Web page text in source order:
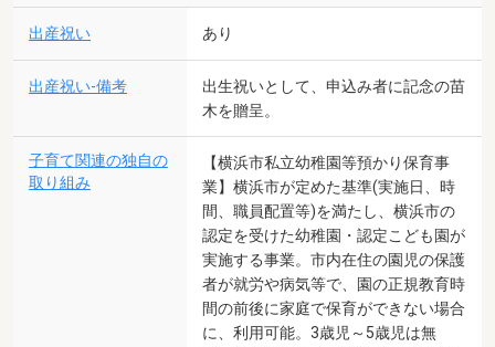
出産祝い あり
出産祝い-備考
出生祝いとして、申込み者に記念の苗
木を贈呈。
子育て関連の独自の
取り組み
【横浜市私立幼稚園等預かり保育事
業】横浜市が定めた基準(実施日、時
間、職員配置等)を満たし、横浜市の
認定を受けた幼稚園・認定こども園が
実施する事業。市内在住の園児の保護
者が就労や病気等で、園の正規教育時
間の前後に家庭で保育ができない場合
に、利用可能。3歳児～5歳児は無